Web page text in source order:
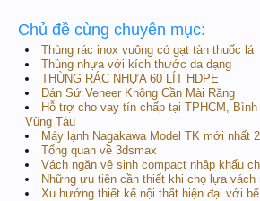
Chủ đề cùng chuyên mục:
Thùng rác inox vuông có gạt tàn thuốc lá
Thùng nhựa với kích thước da dạng
THÙNG RÁC NHỰA 60 LÍT HDPE
Dán Sứ Veneer Không Cần Mài Răng
Hỗ trợ cho vay tín chấp tại TPHCM, Bình
Vũng Tàu
Máy lạnh Nagakawa Model TK mới nhất
Tổng quan về 3dsmax
Vách ngăn vệ sinh compact nhập khẩu
Những ưu tiên cần thiết khi chọ lựa vách
Xu hướng thiết kế nội thất hiện đại với